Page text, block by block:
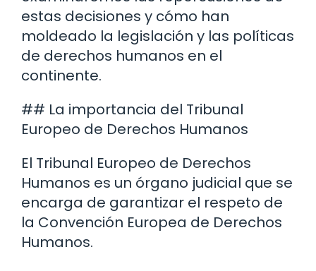
estas decisiones y cómo han
moldeado la legislación y las políticas
de derechos humanos en el
continente.
## La importancia del Tribunal
Europeo de Derechos Humanos
El Tribunal Europeo de Derechos
Humanos es un órgano judicial que se
encarga de garantizar el respeto de
la Convención Europea de Derechos
Humanos.